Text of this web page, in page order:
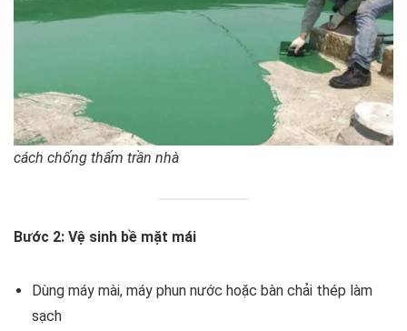
cách chống thấm trần nhà
Bước 2: Vệ sinh bề mặt mái
Dùng máy mài, máy phun nước hoặc bàn chải thép làm
sạch